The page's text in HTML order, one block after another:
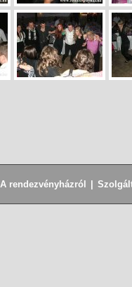
A rendezvényházról |